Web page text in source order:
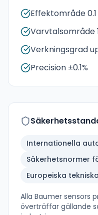
Effektområde
Varvtalsområde
Verkningsgrad
Precision ±0.1%
Internationella
Säkerhetsnormer
Europeiska
Alla Baumer sensors
överträffar gällande